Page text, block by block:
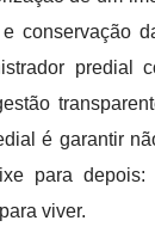
conservação
predial
é garantir
para
viver.